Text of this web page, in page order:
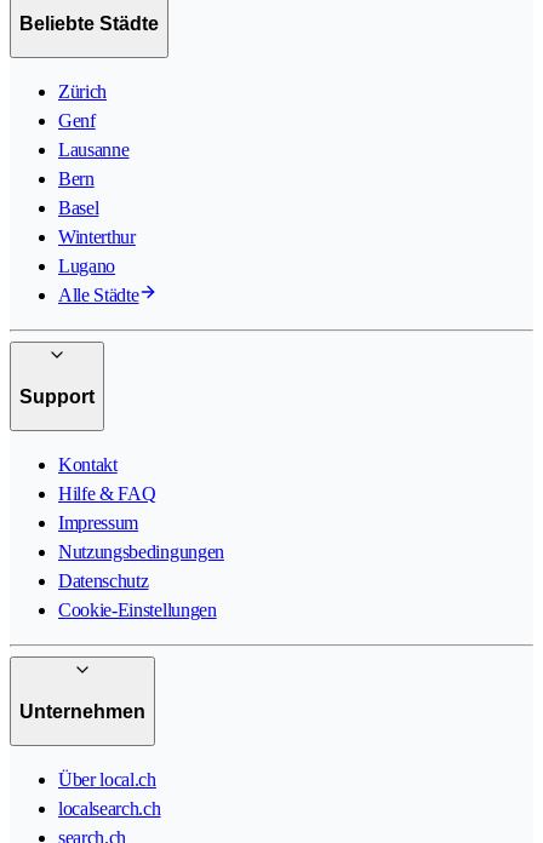
Beliebte Städte
Zürich
Genf
Lausanne
Bern
Basel
Winterthur
Lugano
Alle Städte
Support
Kontakt
Hilfe & FAQ
Impressum
Nutzungsbedingungen
Datenschutz
Cookie-Einstellungen
Unternehmen
Über local.ch
localsearch.ch
search.ch